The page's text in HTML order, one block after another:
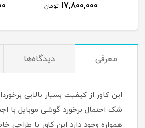
2,388,000 تومان
معرفی دیدگاه‌ها
این کاور از کیفیت بسیار بالایی
شک احتمال برخورد گوشی موبایل با
همواره وجود دارد این کاور با طراحی